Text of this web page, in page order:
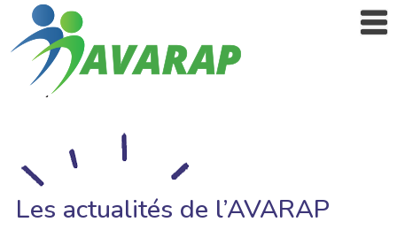
Les actualités de l’AVARAP